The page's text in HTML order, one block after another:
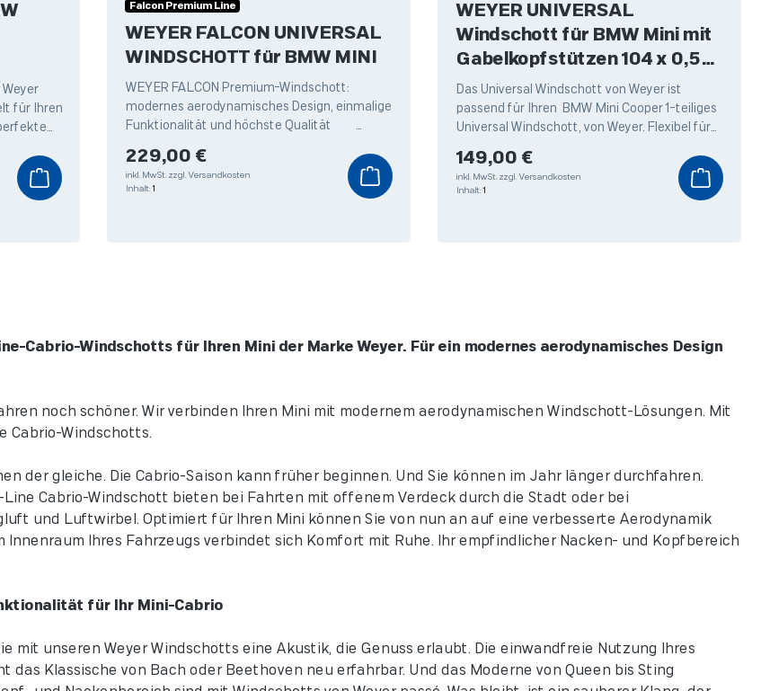
für Ihren
Falcon Premium Line
WEYER FALCON UNIVERSAL
WINDSCHOTT für BMW MINI
WEYER FALCON Premium-Windschott:
modernes aerodynamisches Design, einmalige
Funktionalität und höchste Qualität
Regulärer Preis:
229,00 €
inkl. MwSt. zzgl. Versandkosten
Inhalt:1
WEYER UNIVERSAL
Windschott für BMW Mini mit
Gabelkopfstützen 104 x 0,50
m
Das Universal Windschott von Weyer ist
passend für Ihren BMW Mini Cooper 1-teiliges
Universal Windschott, von Weyer. Flexibel für
Regulärer Preis:
149,00 €
inkl. MwSt. zzgl. Versandkosten
Inhalt:1
Cabrio-Windschotts für Ihren Mini der Marke Weyer. Für ein modernes aerodynamisches Design
noch schöner. Wir verbinden Ihren Mini mit modernem aerodynamischen Windschott-Lösungen. Mit
Cabrio-Windschotts.
der gleiche. Die Cabrio-Saison kann früher beginnen. Und Sie können im Jahr länger durchfahren.
Line Cabrio-Windschott bieten bei Fahrten mit offenem Verdeck durch die Stadt oder bei
und Luftwirbel. Optimiert für Ihren Mini können Sie von nun an auf eine verbesserte Aerodynamik
Innenraum Ihres Fahrzeugs verbindet sich Komfort mit Ruhe. Ihr empfindlicher Nacken- und Kopfbereich
für Ihr Mini-Cabrio
mit unseren Weyer Windschotts eine Akustik, die Genuss erlaubt. Die einwandfreie Nutzung Ihres
das Klassische von Bach oder Beethoven neu erfahrbar. Und das Moderne von Queen bis Sting